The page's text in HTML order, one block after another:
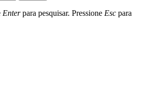
Enterpara pesquisar. Pressione Esc para